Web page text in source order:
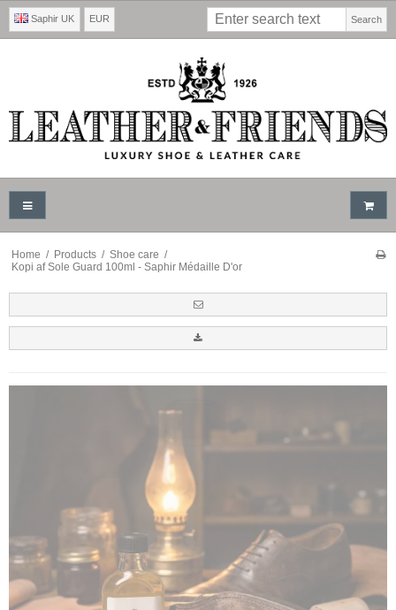
Saphir UK EUR Search
Home / Products / Shoe care /
Kopi af Sole Guard 100ml - Saphir Médaille D'or